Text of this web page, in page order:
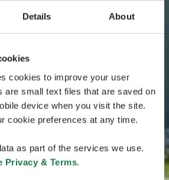
Details About
cookies to improve your user
are small text files that are saved on
device when you visit the site.
cookie preferences at any time.
as part of the services we use.
Privacy & Terms.